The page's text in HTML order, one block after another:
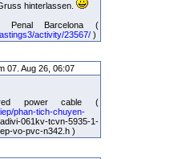
hinterlassen.
Barcelona (
activity/23567/ )
07. Aug 26, 06:07
power cable (
phan-tich-chuyen-
061kv-tcvn-5935-1-
vo-pvc-n342.h )